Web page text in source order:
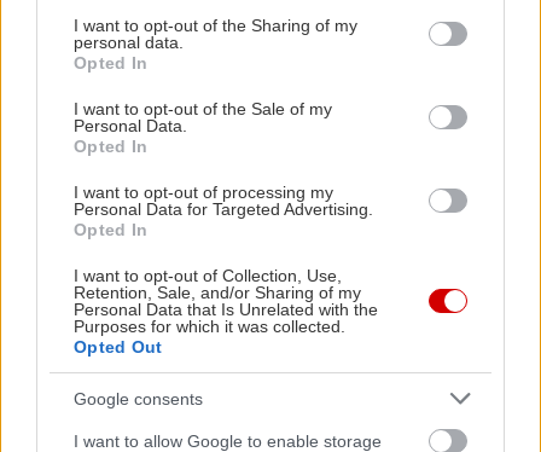
not limited to your visit or usage behaviour. You may click to
grant or deny consent to Google and its third-party tags to
use your data for below specified purposes in below Google
consent section.
I want to opt-out of the Sharing of my
personal data.
Opted In
I want to opt-out of the Sale of my
Personal Data.
Opted In
I want to opt-out of processing my
Personal Data for Targeted Advertising.
Opted In
I want to opt-out of Collection, Use,
Retention, Sale, and/or Sharing of my
Personal Data that Is Unrelated with the
Purposes for which it was collected.
Opted Out
Google consents
I want to allow Google to enable storage
ερώτημα που θέλει να συζητήσουμε το έργο και
μας δίνει στοιχεία για να διαφωνήσουμε και από
δολοφονήσουν τον Ιούλιο Καίσαρα; Καλή
ερώτηση, το έργο λέει: «Το αναρωτιέμαι κι εγώ»
Με πληροφορίες απόEnglish.ox.ac.uk